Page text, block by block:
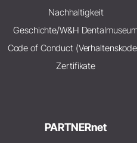
Nachhaltigkeit
Geschichte/W&H
Code of Conduct
Zertifikate
PARTNERnet